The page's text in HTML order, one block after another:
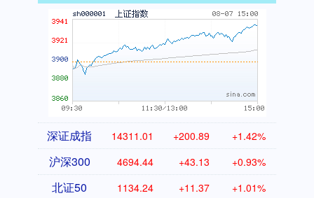
深证成指 14311.01 +200.89 +1.42%
沪深300 4694.44 +43.13 +0.93%
北证50 1134.24 +11.37 +1.01%